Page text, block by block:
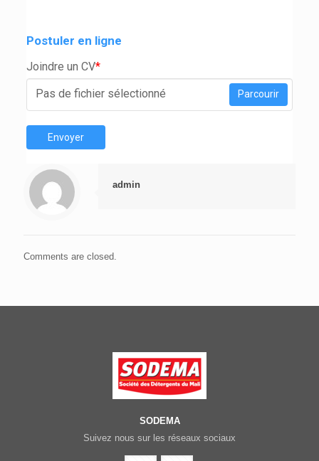
Postuler en ligne
Joindre un CV*
Pas de fichier sélectionné
Parcourir
Envoyer
admin
Comments are closed.
SODEMA
Suivez nous sur les réseaux sociaux